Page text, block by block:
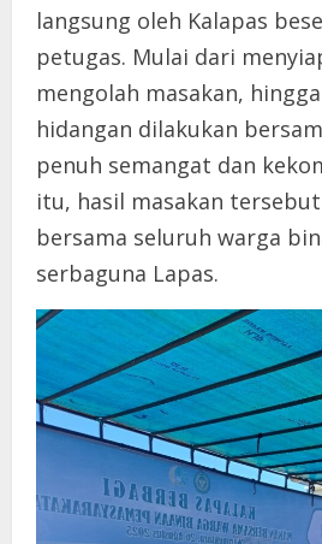
langsung oleh Kalapas
petugas. Mulai dari
mengolah masakan,
hidangan dilakukan
penuh semangat dan
itu, hasil masakan
bersama seluruh warga
serbaguna Lapas.